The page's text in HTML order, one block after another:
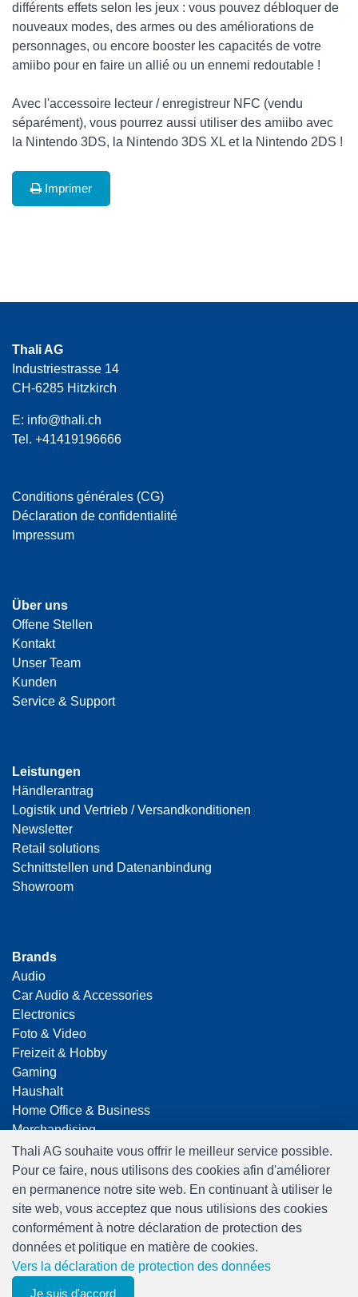
différents effets selon les jeux : vous pouvez débloquer de
nouveaux modes, des armes ou des améliorations de
personnages, ou encore booster les capacités de votre
amiibo pour en faire un allié ou un ennemi redoutable !
Avec l'accessoire lecteur / enregistreur NFC (vendu
séparément), vous pourrez aussi utiliser des amiibo avec
la Nintendo 3DS, la Nintendo 3DS XL et la Nintendo 2DS !
Imprimer
Thali AG
Industriestrasse 14
CH-6285 Hitzkirch
E: info@thali.ch
Tel. +41419196666
Conditions générales (CG)
Déclaration de confidentialité
Impressum
Über uns
Offene Stellen
Kontakt
Unser Team
Kunden
Service & Support
Leistungen
Händlerantrag
Logistik und Vertrieb / Versandkonditionen
Newsletter
Retail solutions
Schnittstellen und Datenanbindung
Showroom
Brands
Audio
Car Audio & Accessories
Electronics
Foto & Video
Freizeit & Hobby
Gaming
Haushalt
Home Office & Business
Merchandising
Smart Home
Spielwaren
Travel
Thali AG souhaite vous offrir le meilleur service possible.
Pour ce faire, nous utilisons des cookies afin d'améliorer
en permanence notre site web. En continuant à utiliser le
site web, vous acceptez que nous utilisions des cookies
conformément à notre déclaration de protection des
données et politique en matière de cookies.
Vers la déclaration de protection des données
Je suis d'accord